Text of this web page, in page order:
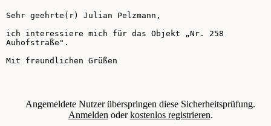
Ihre Nachricht
Angemeldete Nutzer überspringen diese Sicherheitsprüfung.
Anmelden oderkostenlos registrieren.